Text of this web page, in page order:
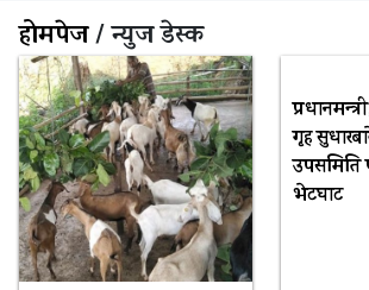
होमपेज/ न्युज डेस्क
गृह
उपसमिति
भेटघाट